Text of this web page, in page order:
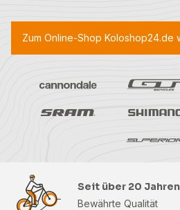
Zum Online-Shop Koloshop24.de
Seit über 20
Bewährte Qualität